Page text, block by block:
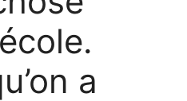
a